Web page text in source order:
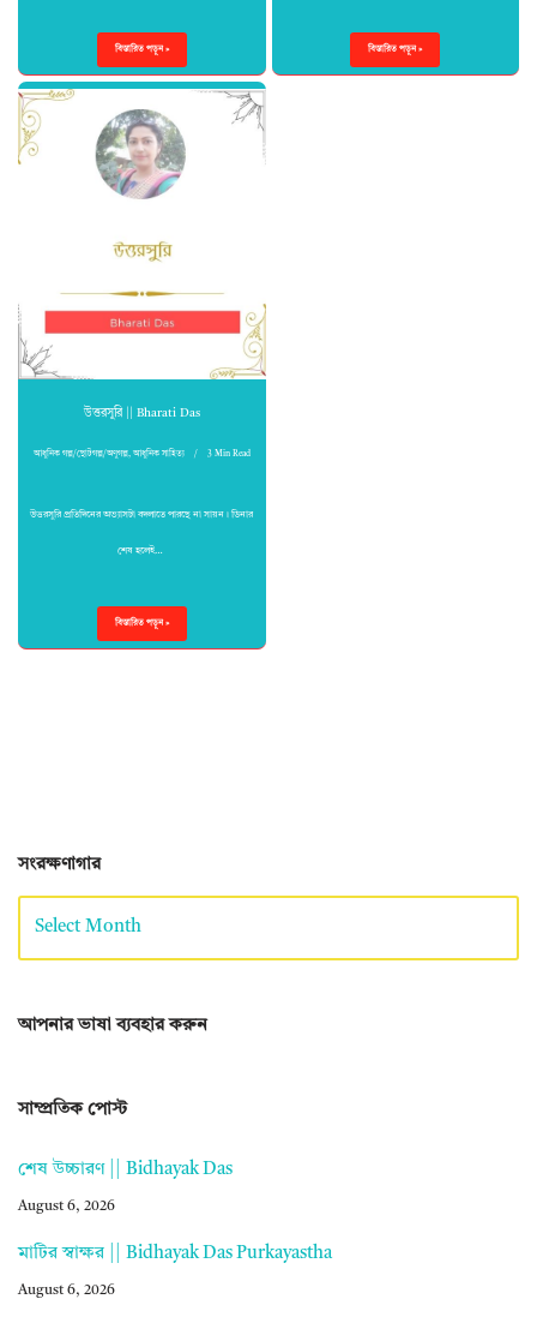
বিস্তারিত পড়ুন » বিস্তারিত পড়ুন »
উত্তরসুরি || Bharati Das
আধুনিক গল্প/ছোটগল্প/অণুগল্প, আধুনিক সাহিত্য 3 Min Read
উত্তরসুরি প্রতিদিনের অভ্যাসটা বদলাতে পারছে না সায়ন। ডিনার
শেষ হলেই…
বিস্তারিত পড়ুন »
সংরক্ষণাগার
আপনার ভাষা ব্যবহার করুন
সাম্প্রতিক পোস্ট
শেষ উচ্চারণ || Bidhayak Das
August 6, 2026
মাটির স্বাক্ষর || Bidhayak Das Purkayastha
August 6, 2026